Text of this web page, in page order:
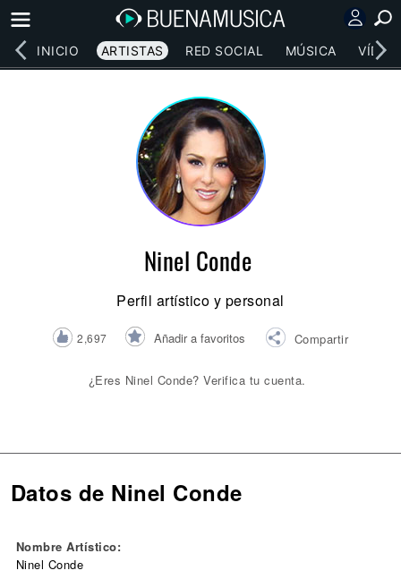
INICIO ARTISTAS RED SOCIAL MÚSICA
Ninel Conde
Perfil artístico y personal
2,697 Añadir a favoritos Compartir
¿Eres Ninel Conde? Verifica tu cuenta.
Datos de Ninel Conde
Nombre Artístico:
Ninel Conde